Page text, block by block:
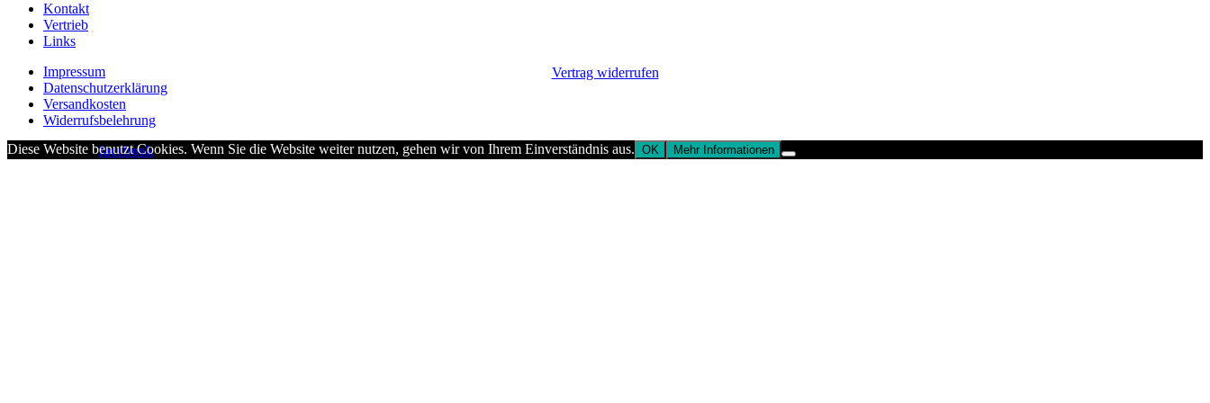
Kontakt
Vertrieb
Links
Impressum
Datenschutzerklärung
Versandkosten
Widerrufsbelehrung
besucht uns auffacebook
Vertrag widerrufen
Diese Website benutzt Cookies. Wenn Sie die Website weiter nutzen, gehen wir von Ihrem Einverständnis aus. OK Mehr Informationen